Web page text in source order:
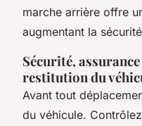
marche arrière offre
augmentant la
Sécurité,
restitution du
Avant tout
du véhicule.